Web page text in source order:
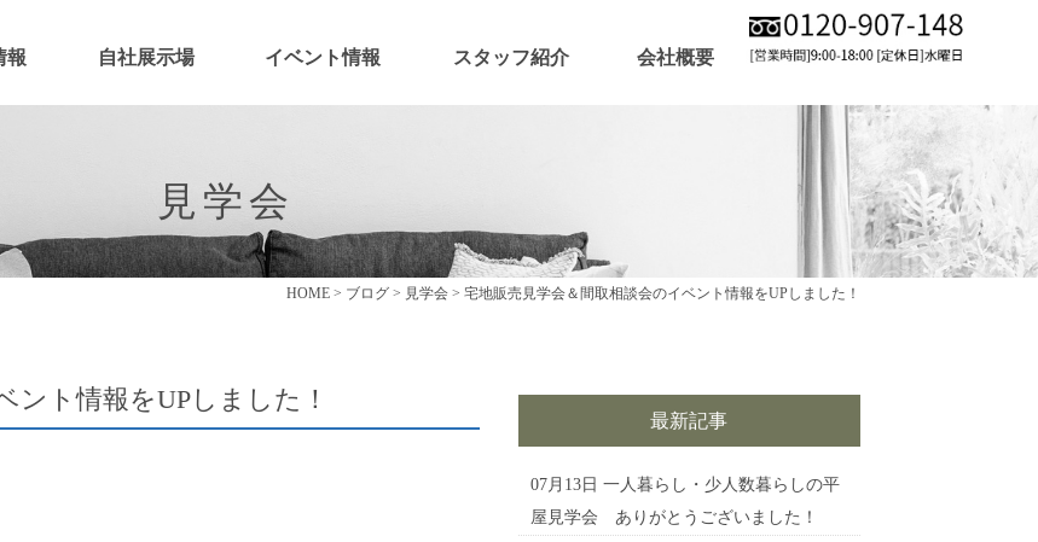
報 自社展示場 イベント情報 スタッフ紹介 会社概要
見学会
HOME > ブログ > 見学会 > 宅地販売見学会＆間取相談会のイベント情報をUPしました！
ント情報をUPしました！
最新記事
07月13日 一人暮らし・少人数暮らしの平
屋見学会 ありがとうございました！